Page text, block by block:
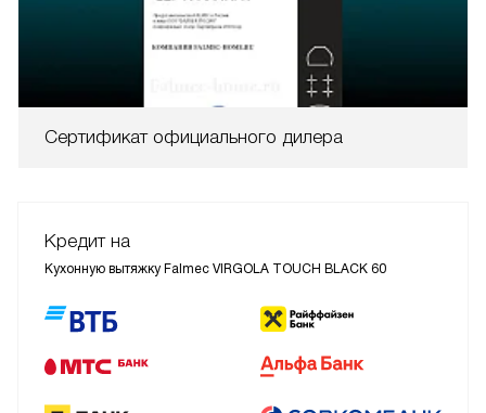
Сертификат официального дилера
Кредит на
Кухонную вытяжку Falmec VIRGOLA TOUCH BLACK 60